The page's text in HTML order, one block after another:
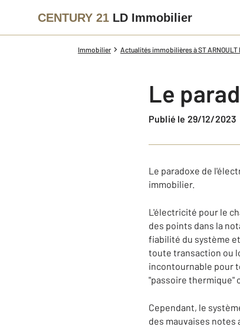
CENTURY 21 LD Immobilier
Immobilier Actualités immobilières à ST ARNOULT
Le
Publié le 29/12/2023
Le paradoxe de
immobilier.
L'électricité pour le
des points dans la
fiabilité du système
toute transaction ou
incontournable pour
"passoire thermique"
Cependant, le
des mauvaises